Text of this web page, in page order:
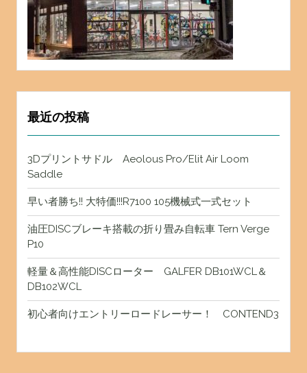
最近の投稿
3Dプリントサドル Aeolous Pro/Elit Air Loom
Saddle
早い者勝ち!! 大特価!!!R7100 105機械式一式セット
油圧DISCブレーキ搭載の折り畳み自転車 Tern Verge
P10
軽量＆高性能DISCローター GALFER DB101WCL＆
DB102WCL
初心者向けエントリーロードレーサー！ CONTEND3